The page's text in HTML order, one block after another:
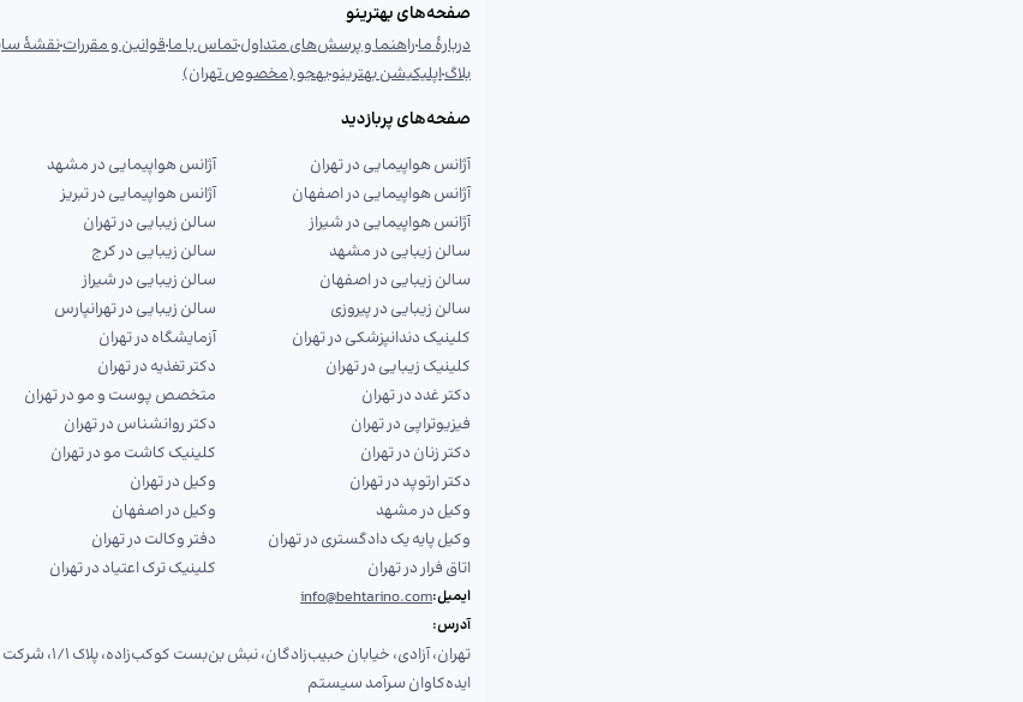
صفحه‌های بهترینو
دربارهٔ ماراهنما و پرسش‌های متداولتماس با ماقوانین و مقرراتنقشهٔ
بلاگاپلیکیشن بهترینوبهجو (مخصوص تهران)
صفحه‌های پربازدید
آژانس هواپیمایی در تهران
آژانس هواپیمایی در مشهد
آژانس هواپیمایی در اصفهان
آژانس هواپیمایی در تبریز
آژانس هواپیمایی در شیراز
سالن زیبایی در تهران
سالن زیبایی در مشهد
سالن زیبایی در کرج
سالن زیبایی در اصفهان
سالن زیبایی در شیراز
سالن زیبایی در پیروزی
سالن زیبایی در تهرانپارس
کلینیک دندانپزشکی در تهران
آزمایشگاه در تهران
کلینیک زیبایی در تهران
دکتر تغذیه در تهران
دکتر غدد در تهران
متخصص پوست و مو در تهران
فیزیوتراپی در تهران
دکتر روانشناس در تهران
دکتر زنان در تهران
کلینیک کاشت مو در تهران
دکتر ارتوپد در تهران
وکیل در تهران
وکیل در مشهد
وکیل در اصفهان
وکیل پایه یک دادگستری در تهران
دفتر وکالت در تهران
اتاق فرار در تهران
کلینیک ترک اعتیاد در تهران
ایمیل:info@behtarino.com
آدرس:
تهران، آزادی، خیابان حبیب‌زادگان، نبش بن‌بست کوکب‌زاده، پلاک ۱/۱، شرکت
ایده‌کاوان سرآمد سیستم